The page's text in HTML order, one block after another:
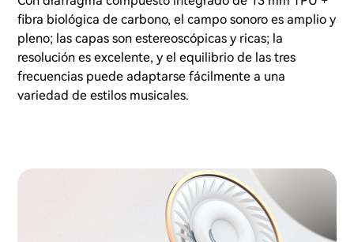
fibra biológica de carbono, el campo sonoro es amplio y
pleno; las capas son estereoscópicas y ricas; la
resolución es excelente, y el equilibrio de las tres
frecuencias puede adaptarse fácilmente a una
variedad de estilos musicales.